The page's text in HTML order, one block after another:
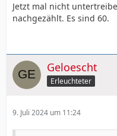
Jetzt mal nicht
nachgezählt. Es sind 60.
Geloescht
Erleuchteter
9. Juli 2024 um 11:24